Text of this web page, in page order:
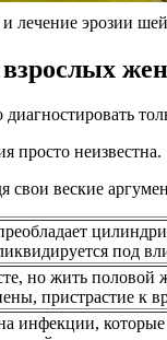
лечение эрозии
взрослых
просто неизвестна.
свои веские
под
но жить половой
пристрастие
инфекции,